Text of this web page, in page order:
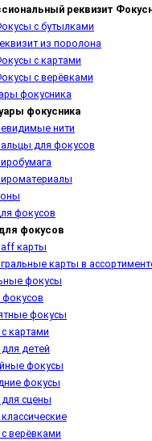
реквизит
с бутылками
из поролона
с картами
с верёвками
фокусника
фокусника
нити
для фокусов
фокусов
фокусов
карты
карты в
фокусы
фокусы
картами
детей
фокусы
фокусы
сцены
верёвками